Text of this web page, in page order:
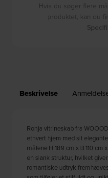
Beskrivelse
Ronja vitrineskab fra
ethvert hjem med sit
målene H 189 cm x B 110
en slank struktur, hvilket
romantiske udtryk
Hvis du søger flere
produktet, kan du